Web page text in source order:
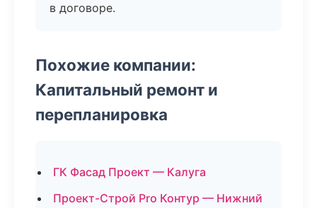
в договоре.
Похожие компании:
Капитальный ремонт и
перепланировка
ГК Фасад Проект — Калуга
Проект-Строй Pro Контур — Нижний